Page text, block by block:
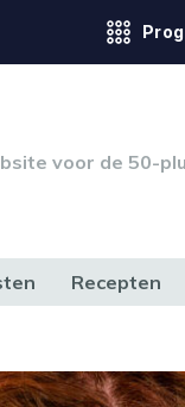
voor de 50-
Recepten